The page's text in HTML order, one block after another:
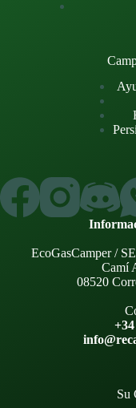
EcoGasCamper /
Camí
08520
Su